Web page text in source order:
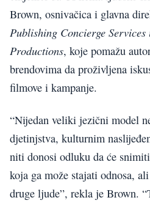
Brown, osnivačica i glavna
Publishing Concierge
Productions, koje pomažu
brendovima da proživljena
filmove i kampanje.
“Nijedan veliki jezični model
djetinjstva, kulturnim
niti donosi odluku da će
koja ga može stajati odnosa,
druge ljude”, rekla je Brown.